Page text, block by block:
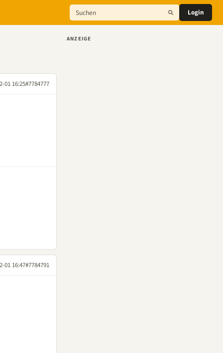
Login
01 16:25#7784777
01 16:47#7784791
ANZEIGE